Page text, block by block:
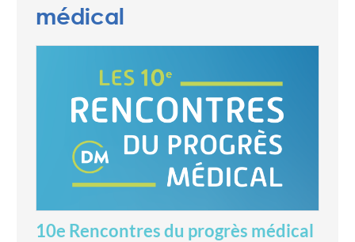
médical
10e Rencontres du progrès médical